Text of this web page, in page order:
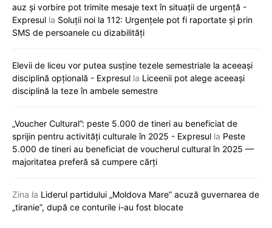
auz și vorbire pot trimite mesaje text în situații de urgență -
Expresul la Soluții noi la 112: Urgențele pot fi raportate și prin
SMS de persoanele cu dizabilități
Elevii de liceu vor putea susține tezele semestriale la aceeași
disciplină opțională - Expresul la Liceenii pot alege aceeași
disciplină la teze în ambele semestre
„Voucher Cultural”: peste 5.000 de tineri au beneficiat de
sprijin pentru activități culturale în 2025 - Expresul la Peste
5.000 de tineri au beneficiat de voucherul cultural în 2025 —
majoritatea preferă să cumpere cărți
Zina la Liderul partidului „Moldova Mare” acuză guvernarea de
„tiranie”, după ce conturile i-au fost blocate